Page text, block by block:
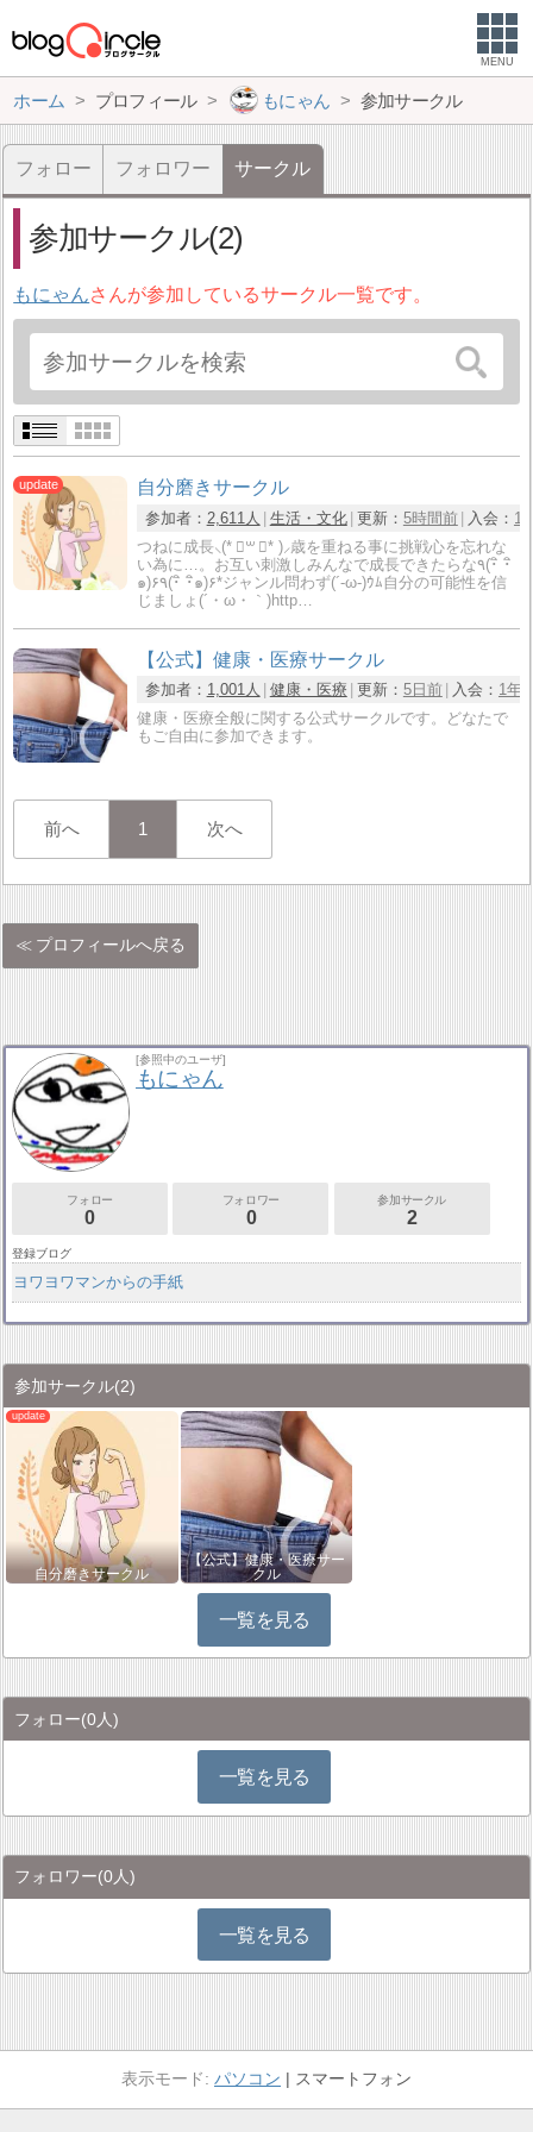
MENU
ホーム プロフィール もにゃん 参加サークル
フォロー フォロワー サークル
参加サークル(2)
もにゃんさんが参加しているサークル一覧です。
自分磨きサークル
参加者： 2,611人 生活・文化 更新： 5時間前 入会： 1
つねに成長⸜(* ॑꒳ ॑* )⸝歳を重ねる事に挑戦心を忘れな
い為に…。お互い刺激しみんなで成長できたらな٩(･ิ ･ิ
๑)۶٩(･ิ ･ิ๑)۶*ジャンル問わず(´-ω-)ｳﾑ自分の可能性を信
じましょ(´・ω・｀)http…
【公式】健康・医療サークル
参加者： 1,001人 健康・医療 更新： 5日前 入会： 1年
健康・医療全般に関する公式サークルです。どなたで
もご自由に参加できます。
前へ 1 次へ
プロフィールへ戻る
[参照中のユーザ]
もにゃん
フォロー
0
フォロワー
0
参加サークル
2
登録ブログ
ヨワヨワマンからの手紙
参加サークル(2)
自分磨きサークル
【公式】健康・医療サー
クル
一覧を見る
フォロー(0人)
一覧を見る
フォロワー(0人)
一覧を見る
パソコン スマートフォン